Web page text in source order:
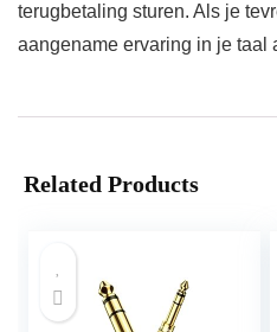
terugbetaling sturen. Als je
aangename ervaring in je taal
Related Products